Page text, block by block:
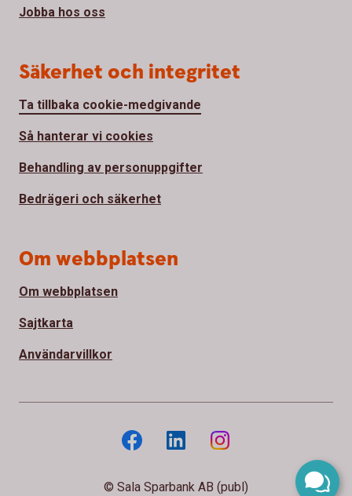
Jobba hos oss
Säkerhet och integritet
Ta tillbaka cookie-medgivande
Så hanterar vi cookies
Behandling av personuppgifter
Bedrägeri och säkerhet
Om webbplatsen
Om webbplatsen
Sajtkarta
Användarvillkor
© Sala Sparbank AB (publ)